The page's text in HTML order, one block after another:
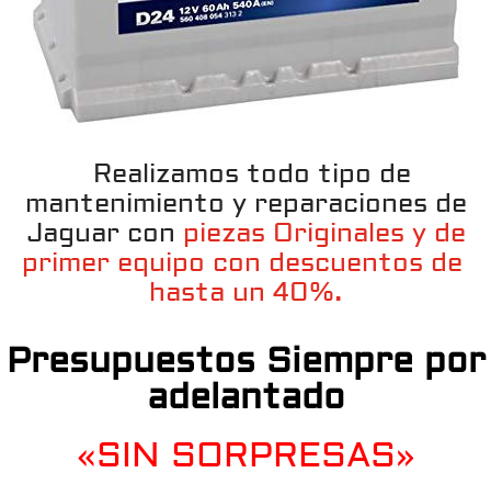
Realizamos todo tipo de
mantenimiento y reparaciones de
Jaguar con piezas Originales y de
primer equipo con descuentos de
hasta un 40%.
Presupuestos Siempre por
adelantado
«SIN SORPRESAS»